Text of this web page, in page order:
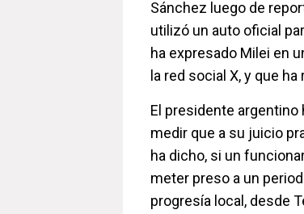
Sánchez luego de
utilizó un auto oficial
ha expresado Milei en
la red social X, y que
El presidente argentino
medir que a su juicio
ha dicho, si un
meter preso a un
progresía local, desde